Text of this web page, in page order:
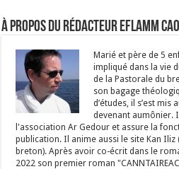
À propos du rédacteur Eflamm
Marié et père de 5
impliqué dans la vie
de la Pastorale du
son bagage
d’études, il s’est mis
devenant aumônier.
l'association Ar Gedour et assure la
publication. Il anime aussi le site Kan
breton). Après avoir co-écrit dans le
2022 son premier roman